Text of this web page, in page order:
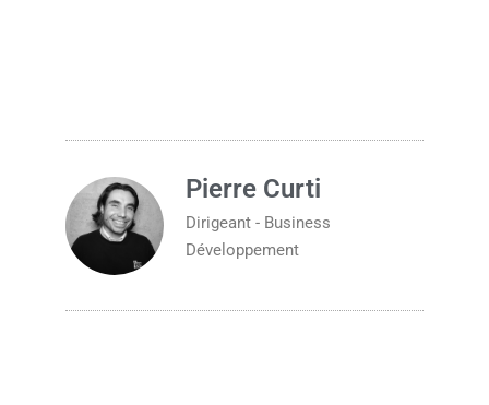
Pierre Curti
Dirigeant - Business
Développement